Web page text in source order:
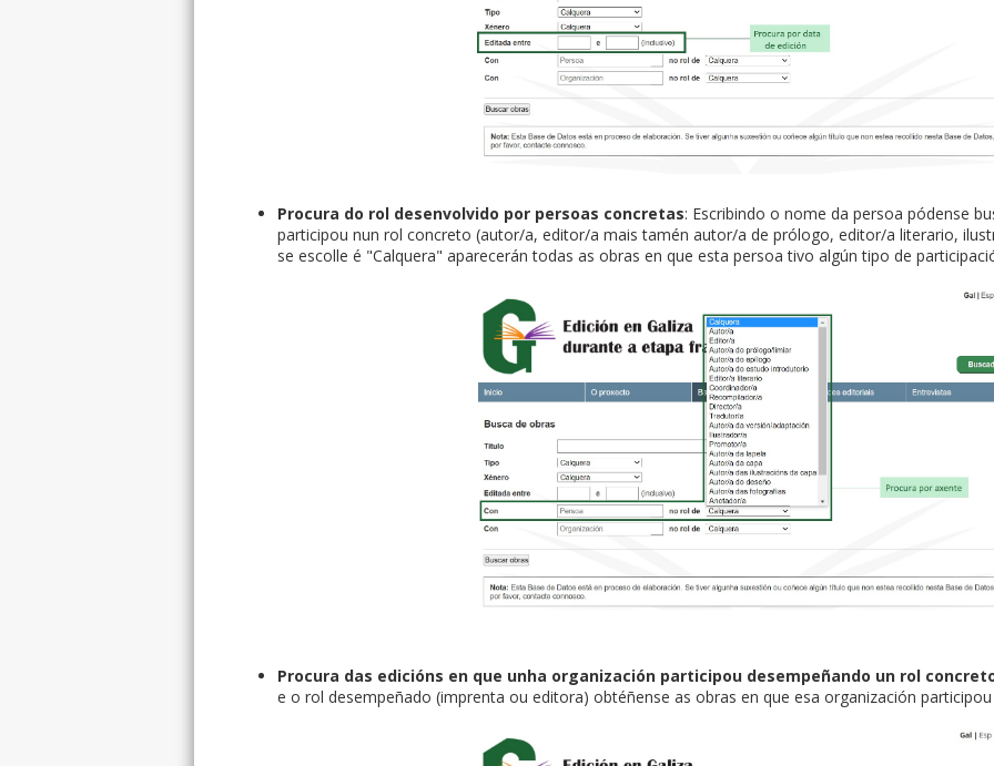
Procura do rol desenvolvido por persoas concretas: Escribindo o nome da persoa pódense
participou nun rol concreto (autor/a, editor/a mais tamén autor/a de prólogo, editor/a literario,
se escolle é "Calquera" aparecerán todas as obras en que esta persoa tivo algún tipo de
Procura das edicións en que unha organización participou desempeñando un rol
e o rol desempeñado (imprenta ou editora) obtéñense as obras en que esa organización